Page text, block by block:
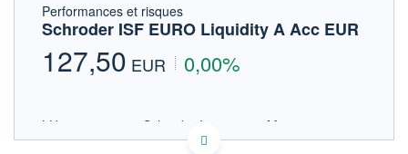
Performances et risques
Schroder ISF EURO Liquidity A Acc EUR
127,50 EUR 0,00%
LU0136043394 - Schroder Investment Management
(Europe) S.A.